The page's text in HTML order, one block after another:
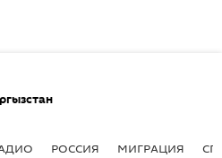
РОССИЯ МИГРАЦИЯ